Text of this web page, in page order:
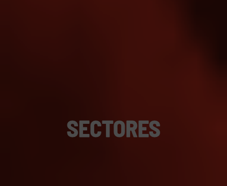
SECTORES